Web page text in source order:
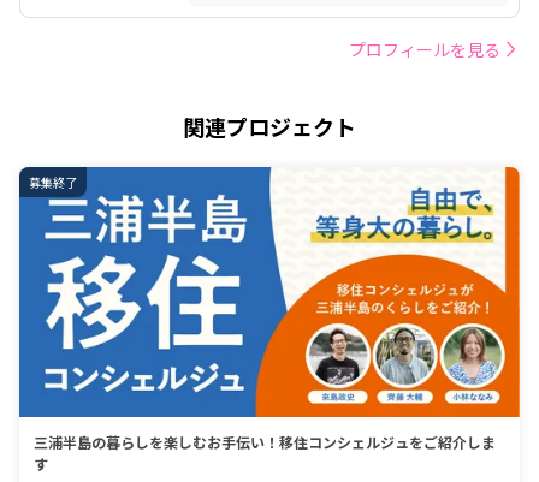
プロフィールを見る
関連プロジェクト
募集終了
三浦半島の暮らしを楽しむお手伝い！移住コンシェルジュをご紹介しま
す